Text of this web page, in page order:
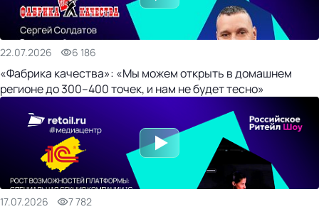
22.07.2026 6 186
«Фабрика качества»: «Мы можем открыть в домашнем
регионе до 300–400 точек, и нам не будет тесно»
17.07.2026 7 782